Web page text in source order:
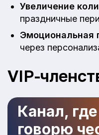
Увеличение
праздничные
Эмоциональная
через
VIP-
Канал,
говорю